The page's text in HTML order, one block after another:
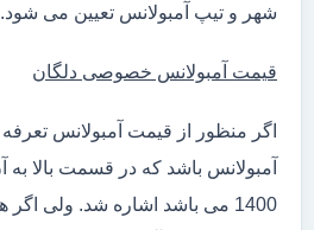
شهر و تیپ آمبولانس تعیین می شود.
قیمت آمبولانس خصوصی دلگان
اگر منظور از قیمت آمبولانس
آمبولانس باشد که در قسمت بالا
1400 می باشد اشاره شد. ولی